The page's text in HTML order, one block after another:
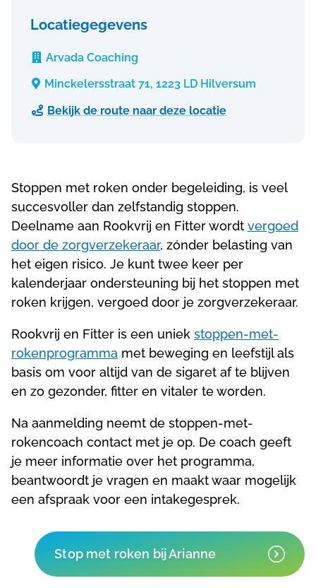
Locatiegegevens
 Arvada Coaching
 Minckelersstraat 71, 1223 LD Hilversum
 Bekijk de route naar deze locatie
Stoppen met roken onder begeleiding, is veel
succesvoller dan zelfstandig stoppen.
Deelname aan Rookvrij en Fitter wordt vergoed
door de zorgverzekeraar, zónder belasting van
het eigen risico. Je kunt twee keer per
kalenderjaar ondersteuning bij het stoppen met
roken krijgen, vergoed door je zorgverzekeraar.
Rookvrij en Fitter is een uniek stoppen-met-
rokenprogramma met beweging en leefstijl als
basis om voor altijd van de sigaret af te blijven
en zo gezonder, fitter en vitaler te worden.
Na aanmelding neemt de stoppen-met-
rokencoach contact met je op. De coach geeft
je meer informatie over het programma,
beantwoordt je vragen en maakt waar mogelijk
een afspraak voor een intakegesprek.
Stop met roken bij Arianne